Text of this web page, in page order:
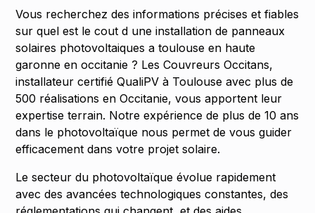
Vous recherchez des informations précises et fiables
sur quel est le cout d une installation de panneaux
solaires photovoltaiques a toulouse en haute
garonne en occitanie ? Les Couvreurs Occitans,
installateur certifié QualiPV à Toulouse avec plus de
500 réalisations en Occitanie, vous apportent leur
expertise terrain. Notre expérience de plus de 10 ans
dans le photovoltaïque nous permet de vous guider
efficacement dans votre projet solaire.
Le secteur du photovoltaïque évolue rapidement
avec des avancées technologiques constantes, des